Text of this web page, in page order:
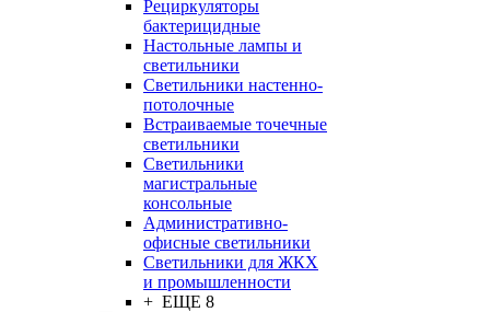
Рециркуляторы
бактерицидные
Настольные лампы и
светильники
Светильники настенно-
потолочные
Встраиваемые точечные
светильники
Светильники
магистральные
консольные
Административно-
офисные светильники
Светильники для ЖКХ
и промышленности
+ ЕЩЕ 8